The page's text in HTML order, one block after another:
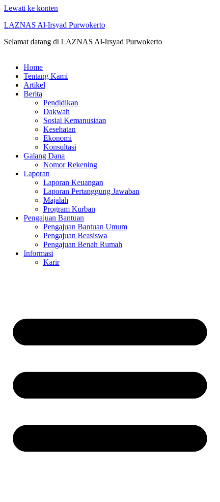
Lewati ke konten
LAZNAS Al-Irsyad Purwokerto
Selamat datang di LAZNAS Al-Irsyad Purwokerto
Home
Tentang Kami
Artikel
Berita
Pendidikan
Dakwah
Sosial Kemanusiaan
Kesehatan
Ekonomi
Konsultasi
Galang Dana
Nomor Rekening
Laporan
Laporan Keuangan
Laporan Pertanggung Jawaban
Majalah
Program Kurban
Pengajuan Bantuan
Pengajuan Bantuan Umum
Pengajuan Beasiswa
Pengajuan Benah Rumah
Informasi
Karir